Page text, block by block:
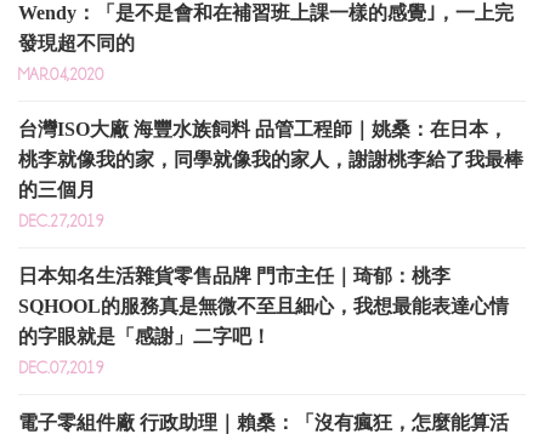
Wendy：「是不是會和在補習班上課一樣的感覺｣，一上完
發現超不同的
MAR.04,2020
台灣ISO大廠 海豐水族飼料 品管工程師｜姚桑：在日本，
桃李就像我的家，同學就像我的家人，謝謝桃李給了我最棒
的三個月
DEC.27,2019
日本知名生活雜貨零售品牌 門市主任｜琦郁：桃李
SQHOOL的服務真是無微不至且細心，我想最能表達心情
的字眼就是「感謝」二字吧！
DEC.07,2019
電子零組件廠 行政助理｜賴桑：「沒有瘋狂，怎麼能算活